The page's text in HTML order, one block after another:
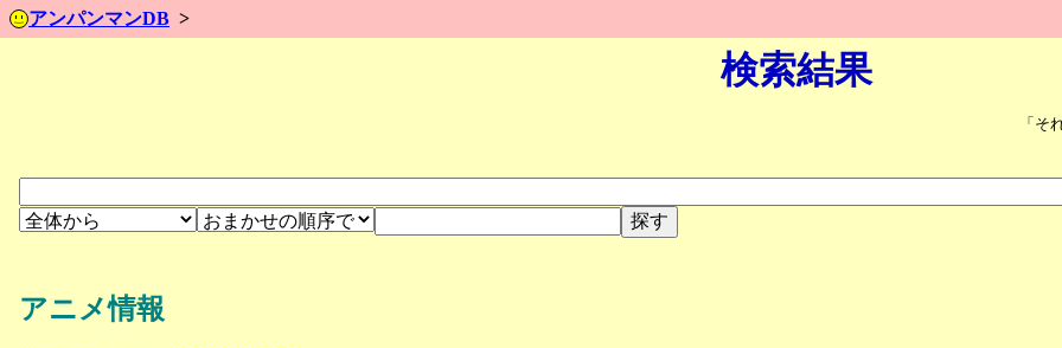
アンパンマンDB
検索結果
「そ
アニメ情報